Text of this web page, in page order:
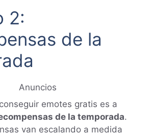
2:
de la
Anuncios
emotes gratis es a
de la temporada.
van escalando a medida